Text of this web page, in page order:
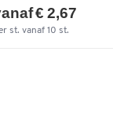
€ 2,67
st. vanaf 10 st.